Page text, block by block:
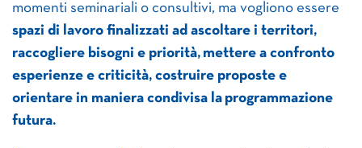
momenti seminariali o consultivi, ma vogliono essere
spazi di lavoro finalizzati ad ascoltare i territori,
raccogliere bisogni e priorità, mettere a confronto
esperienze e criticità, costruire proposte e
orientare in maniera condivisa la programmazione
futura.